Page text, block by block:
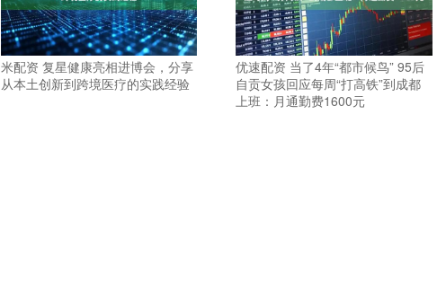
米配资 复星健康亮相进博会，分享
从本土创新到跨境医疗的实践经验
优速配资 当了4年“都市候鸟” 95后
自贡女孩回应每周“打高铁”到成都
上班：月通勤费1600元